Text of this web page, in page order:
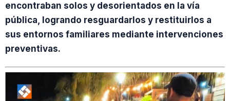
encontraban solos y desorientados en la vía
pública, logrando resguardarlos y restituirlos a
sus entornos familiares mediante intervenciones
preventivas.